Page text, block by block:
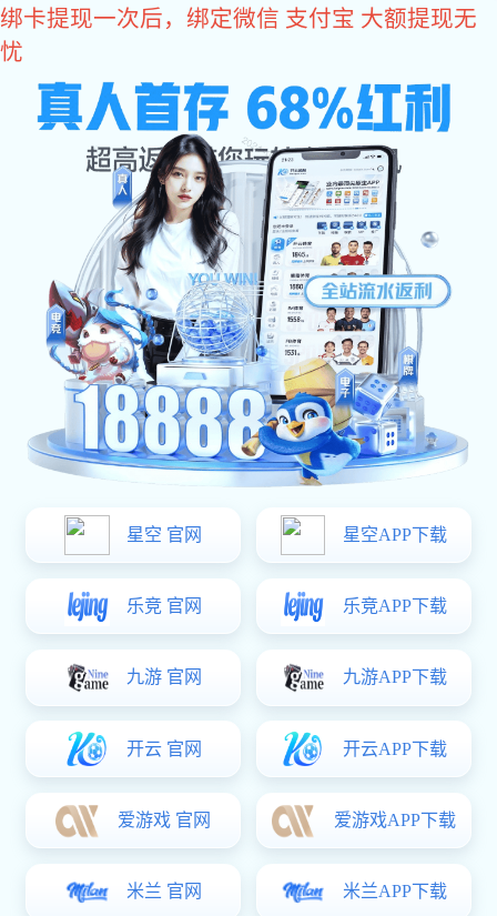
333体育
333体育
关于333体育
企业环境
仓储货架类
搁板类货架
托盘类货架
滑移类货架
比亚迪333体育
333体育:平衡重333体育
333体育:前移式333体育
牵引车
非标定制类
智能物流类
案例展示
仓储货架类案例
比亚迪333体育 案例
智能物流类案例
非标器具类案例
围网隔断类案例
333体育 中心
公司333体育
行业333体育
联系333体育
1/6
阁楼式货架
因采用人工拣选储存方式只能有效达至2米高，从而衍生出阁楼式货
架, 阁楼式货架是搁板式货架的演变
产品详情
因采用人工拣选储存方式只能有效达至2米高，从而衍生出阁楼